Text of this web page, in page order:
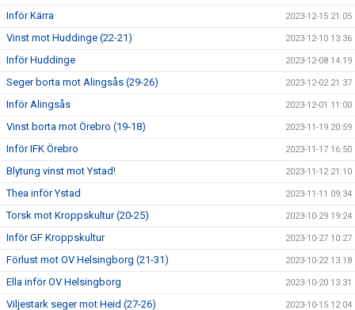
Inför Kärra 2023-12-15 21:05
Vinst mot Huddinge (22-21) 2023-12-10 13:36
Inför Huddinge 2023-12-08 14:19
Seger borta mot Alingsås (29-26) 2023-12-02 21:37
Inför Alingsås 2023-12-01 11:00
Vinst borta mot Örebro (19-18) 2023-11-19 20:59
Inför IFK Örebro 2023-11-17 16:50
Blytung vinst mot Ystad! 2023-11-12 21:10
Thea inför Ystad 2023-11-11 09:34
Torsk mot Kroppskultur (20-25) 2023-10-29 19:24
Inför GF Kroppskultur 2023-10-27 10:27
Förlust mot OV Helsingborg (21-31) 2023-10-22 13:18
Ella inför OV Helsingborg 2023-10-20 13:31
Viljestark seger mot Heid (27-26) 2023-10-15 12:04